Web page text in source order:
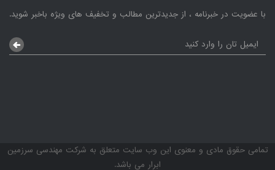
با عضویت در خبرنامه ، از جدیدترین مطالب و تخفیف های ویژه باخبر شوید.
تمامی حقوق مادی و معنوی این وب سایت متعلق به شرکت مهندسی سرزمین
ابرار می باشد.